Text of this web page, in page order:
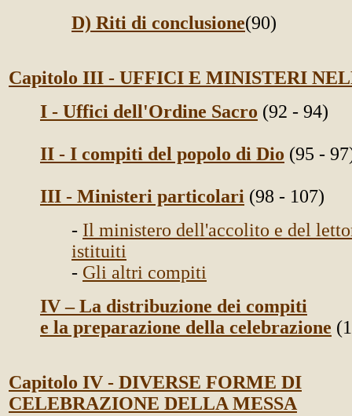
D) Riti di conclusione(90)
Capitolo III - UFFICI E MINISTERI
I - Uffici dell'Ordine Sacro (92 - 94)
II - I compiti del popolo di Dio (95 -
III - Ministeri particolari (98 - 107)
- Il ministero dell'accolito e del
istituiti
- Gli altri compiti
IV – La distribuzione dei compiti
e la preparazione della celebrazione
Capitolo IV - DIVERSE FORME DI
CELEBRAZIONE DELLA MESSA